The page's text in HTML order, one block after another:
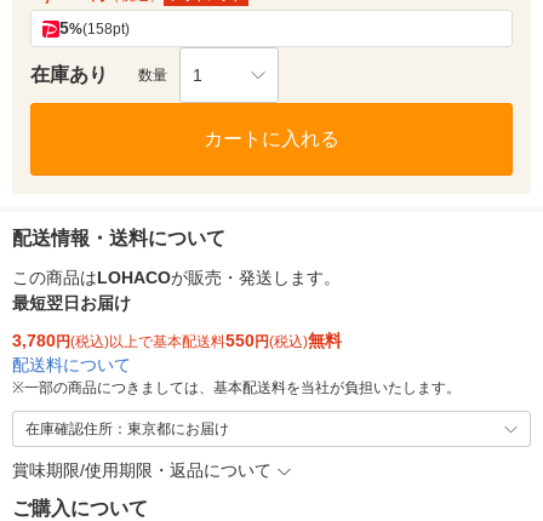
5%(158pt)
在庫あり 数量 1
カートに入れる
配送情報・送料について
この商品はLOHACOが販売・発送します。
最短翌日お届け
3,780円(税込)以上で基本配送料550円(税込)無料
配送料について
※一部の商品につきましては、基本配送料を当社が負担いたします。
在庫確認住所：東京都にお届け
賞味期限/使用期限・返品について
ご購入について